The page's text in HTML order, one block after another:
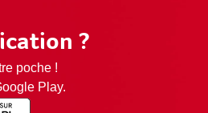
?
poche !
Play.